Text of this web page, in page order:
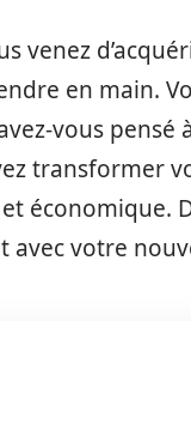
venez
en main.
vous pensé
transformer
économique.
avec votre